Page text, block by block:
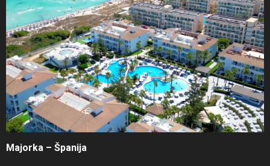
Majorka – Španija